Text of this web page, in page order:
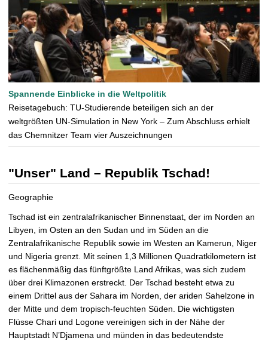
Spannende Einblicke in die Weltpolitik
Reisetagebuch: TU-Studierende beteiligen sich an der
weltgrößten UN-Simulation in New York – Zum Abschluss erhielt
das Chemnitzer Team vier Auszeichnungen
"Unser" Land – Republik Tschad!
Geographie
Tschad ist ein zentralafrikanischer Binnenstaat, der im Norden an
Libyen, im Osten an den Sudan und im Süden an die
Zentralafrikanische Republik sowie im Westen an Kamerun, Niger
und Nigeria grenzt. Mit seinen 1,3 Millionen Quadratkilometern ist
es flächenmäßig das fünftgrößte Land Afrikas, was sich zudem
über drei Klimazonen erstreckt. Der Tschad besteht etwa zu
einem Drittel aus der Sahara im Norden, der ariden Sahelzone in
der Mitte und dem tropisch-feuchten Süden. Die wichtigsten
Flüsse Chari und Logone vereinigen sich in der Nähe der
Hauptstadt N’Djamena und münden in das bedeutendste